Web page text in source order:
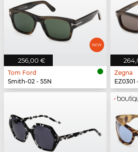
256,00 €
Tom Ford
Smith-02 - 55N
Zegna
EZ0301